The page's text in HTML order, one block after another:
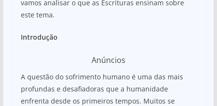
vamos analisar o que as Escrituras ensinam sobre
este tema.
Introdução
Anúncios
A questão do sofrimento humano é uma das mais
profundas e desafiadoras que a humanidade
enfrenta desde os primeiros tempos. Muitos se